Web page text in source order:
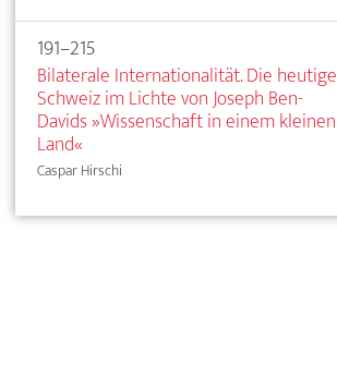
191–215
Bilaterale Internationalität. Die heutige
Schweiz im Lichte von Joseph Ben-
Davids »Wissenschaft in einem kleinen
Land«
Caspar Hirschi